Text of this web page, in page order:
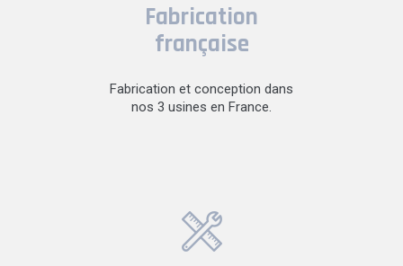
Fabrication
française
Fabrication et conception dans
nos 3 usines en France.